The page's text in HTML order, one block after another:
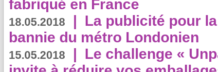
fabriqué en France
18.05.2018 | La publicité pour
bannie du métro Londonien
15.05.2018 | Le challenge «